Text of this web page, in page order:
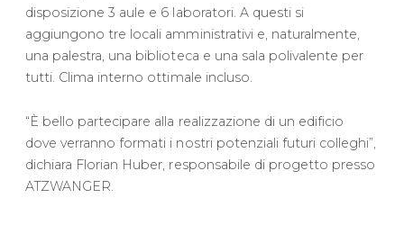
disposizione 3 aule e 6 laboratori. A questi si
aggiungono tre locali amministrativi e, naturalmente,
una palestra, una biblioteca e una sala polivalente per
tutti. Clima interno ottimale incluso.
“È bello partecipare alla realizzazione di un edificio
dove verranno formati i nostri potenziali futuri colleghi”,
dichiara Florian Huber, responsabile di progetto presso
ATZWANGER.